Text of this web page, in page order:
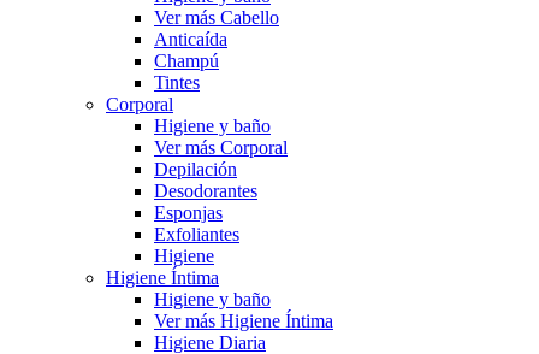
Ver más Cabello
Anticaída
Champú
Tintes
Corporal
Higiene y baño
Ver más Corporal
Depilación
Desodorantes
Esponjas
Exfoliantes
Higiene
Higiene Íntima
Higiene y baño
Ver más Higiene Íntima
Higiene Diaria